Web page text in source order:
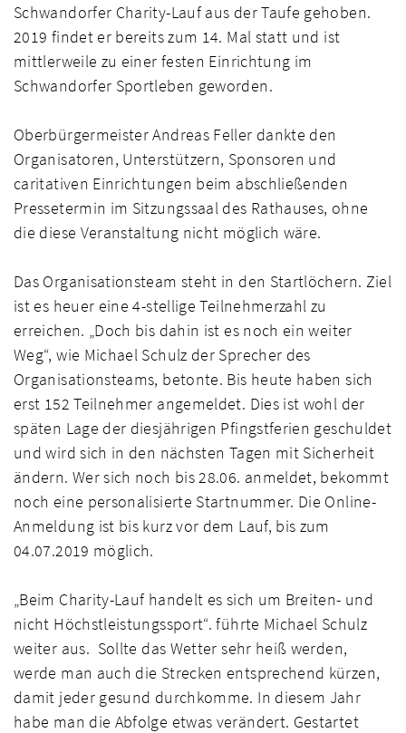
Schwandorfer Charity-Lauf aus der Taufe gehoben.
2019 findet er bereits zum 14. Mal statt und ist
mittlerweile zu einer festen Einrichtung im
Schwandorfer Sportleben geworden.
Oberbürgermeister Andreas Feller dankte den
Organisatoren, Unterstützern, Sponsoren und
caritativen Einrichtungen beim abschließenden
Pressetermin im Sitzungssaal des Rathauses, ohne
die diese Veranstaltung nicht möglich wäre.
Das Organisationsteam steht in den Startlöchern. Ziel
ist es heuer eine 4-stellige Teilnehmerzahl zu
erreichen. „Doch bis dahin ist es noch ein weiter
Weg“, wie Michael Schulz der Sprecher des
Organisationsteams, betonte. Bis heute haben sich
erst 152 Teilnehmer angemeldet. Dies ist wohl der
späten Lage der diesjährigen Pfingstferien geschuldet
und wird sich in den nächsten Tagen mit Sicherheit
ändern. Wer sich noch bis 28.06. anmeldet, bekommt
noch eine personalisierte Startnummer. Die Online-
Anmeldung ist bis kurz vor dem Lauf, bis zum
04.07.2019 möglich.
„Beim Charity-Lauf handelt es sich um Breiten- und
nicht Höchstleistungssport“. führte Michael Schulz
weiter aus. Sollte das Wetter sehr heiß werden,
werde man auch die Strecken entsprechend kürzen,
damit jeder gesund durchkomme. In diesem Jahr
habe man die Abfolge etwas verändert. Gestartet